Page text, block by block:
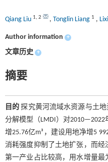
Qiang Liu 1, 2 , Tonglin Liang 1 ,
Author information +
文章历史 +
摘要
目的 探究黄河流域水资源与土
分解模型（LMDI）对
增25.76亿m³，建设用地净增5
消耗强度抑制了土地扩张，而经
第一产业占比较高，用水增量最